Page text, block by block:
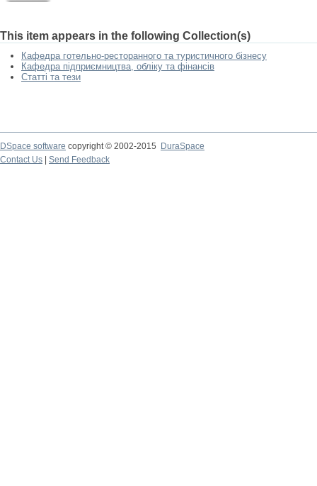
This item appears in the following Collection(s)
Кафедра готельно-ресторанного та туристичного бізнесу
Кафедра підприємництва, обліку та фінансів
Статті та тези
DSpace software copyright © 2002-2015
DuraSpace
Contact Us
Send Feedback